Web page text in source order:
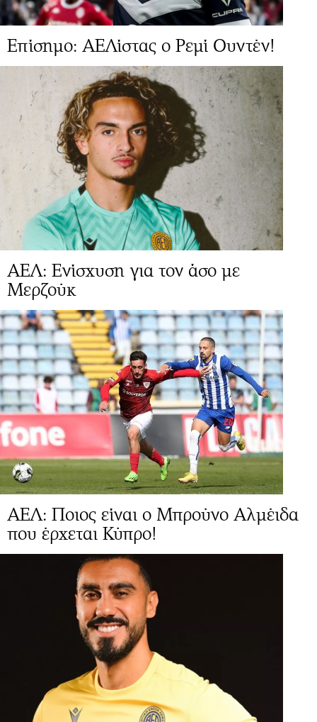
Επίσημο: ΑΕΛίστας ο Ρεμί Ουντέν!
ΑΕΛ: Ενίσχυση για τον άσο με
Μερζούκ
ΑΕΛ: Ποιος είναι ο Μπρούνο Αλμέιδα
που έρχεται Κύπρο!